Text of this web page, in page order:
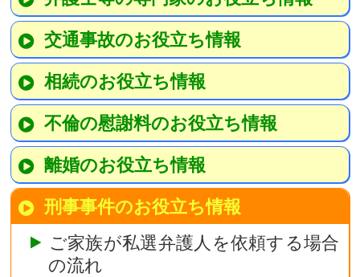
交通事故のお役立ち情報
相続のお役立ち情報
不倫の慰謝料のお役立ち情報
離婚のお役立ち情報
刑事事件のお役立ち情報
ご家族が私選弁護人を依頼する場合
の流れ